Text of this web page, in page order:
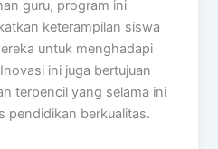
guru, program ini
keterampilan siswa
untuk menghadapi
ini juga bertujuan
terpencil yang selama ini
pendidikan berkualitas.